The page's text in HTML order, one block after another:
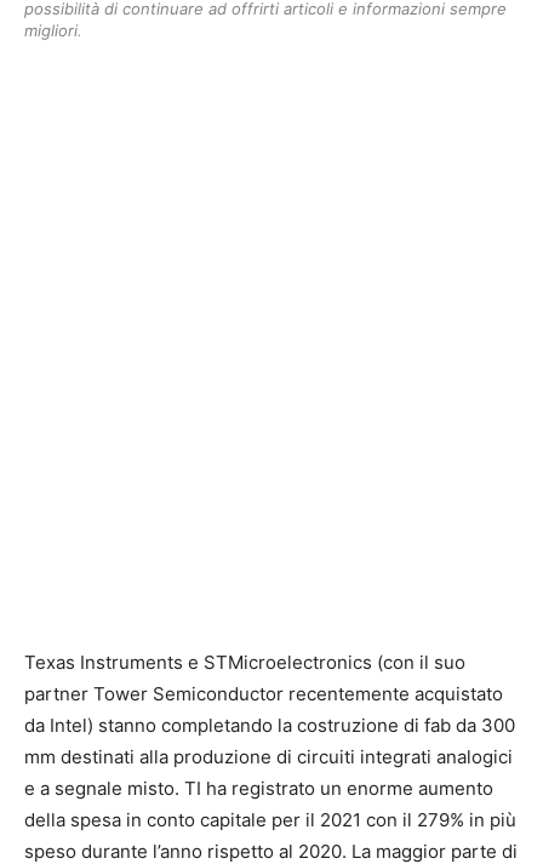
possibilità di continuare ad offrirti articoli e informazioni sempre
migliori.
Texas Instruments e STMicroelectronics (con il suo
partner Tower Semiconductor recentemente acquistato
da Intel) stanno completando la costruzione di fab da 300
mm destinati alla produzione di circuiti integrati analogici
e a segnale misto. TI ha registrato un enorme aumento
della spesa in conto capitale per il 2021 con il 279% in più
speso durante l’anno rispetto al 2020. La maggior parte di